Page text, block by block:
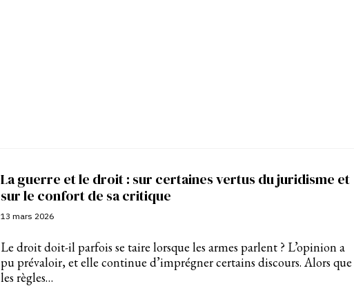
La guerre et le droit : sur certaines vertus du juridisme et
sur le confort de sa critique
13 mars 2026
Le droit doit-il parfois se taire lorsque les armes parlent ? L’opinion a
pu prévaloir, et elle continue d’imprégner certains discours. Alors que
les règles…